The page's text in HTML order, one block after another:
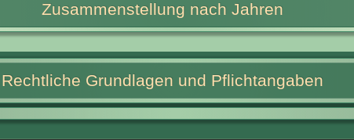
Zusammenstellung nach Jahren
Rechtliche Grundlagen und Pflichtangaben